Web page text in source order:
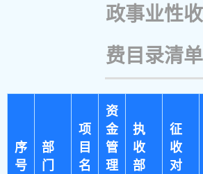
政事业性收
费目录清单
序
号
部
门
项
目
名
资
金
管
理
执
收
部
征
收
对